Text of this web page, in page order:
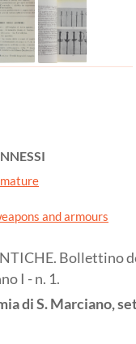
and armours
Bollettino
I - n. 1.
di S. Marciano,